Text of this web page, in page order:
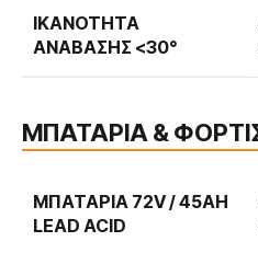
ΙΚΑΝΌΤΗΤΑ
ΑΝΆΒΑΣΗΣ <30°
ΜΠΑΤΑΡΙΑ &
ΜΠΑΤΑΡΊΑ 72V / 45AH
LEAD ACID